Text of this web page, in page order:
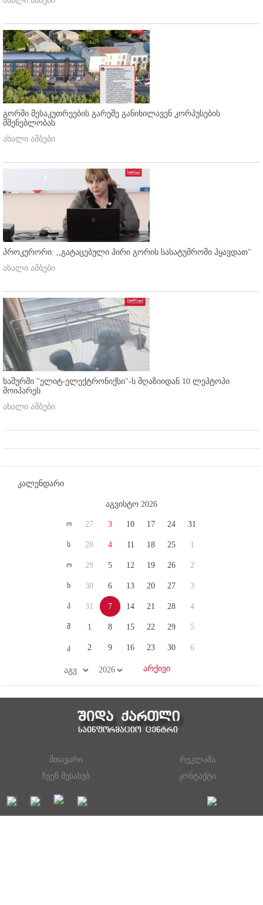
გორში მესაკუთრეების გარეშე განიხილავენ კორპუსების
მშენებლობას
ახალი ამბები
პროკურორი: ,,გატაცებული პირი გორის სასატუმროში ჰყავდათ''
ახალი ამბები
ხაშურში "ელიტ-ელექტრონიქსი"-ს მღაზიიდან 10 ლეპტოპი
მოიპარეს
ახალი ამბები
კალენდარი
აგვისტო 2026
ო
ს
ო
ხ
პ
შ
კ
27
28
29
30
31
1
2
3
4
5
6
7
8
9
10
11
12
13
14
15
16
17
18
19
20
21
22
23
24
25
26
27
28
29
30
31
1
2
3
4
5
6
მთავარი
რეკლამა
ჩვენ შესახებ
კონტაქტი